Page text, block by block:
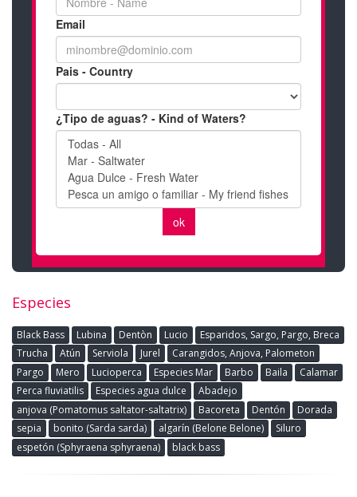
Especies
Black Bass Lubina Dentòn Lucio
Esparidos, Sargo, Pargo, Breca
Trucha
Atún Serviola Jurel
Carangidos, Anjova, Palometon
Pargo
Mero Lucioperca Especies Mar Barbo Baila
Calamar
Perca fluviatilis
Especies agua dulce
Abadejo
anjova (Pomatomus saltator-saltatrix)
Bacoreta Dentón
Dorada
sepia
bonito (Sarda sarda) algarín (Belone Belone)
Siluro
espetón (Sphyraena sphyraena)
black bass